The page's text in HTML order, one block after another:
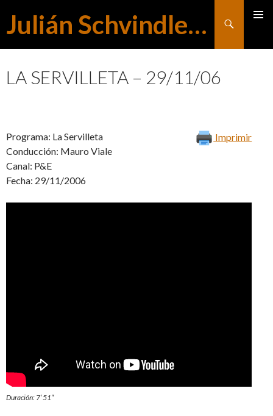
Julián Schvindlerman
Buscar
CONTENIDO
LA SERVILLETA – 29/11/06
Imprimir
Programa: La Servilleta
Conducción: Mauro Viale
Canal: P&E
Fecha: 29/11/2006
Duración: 7′ 51″